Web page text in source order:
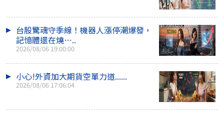
台股驚魂守季線！機器人漲停潮爆發，
記憶體還在燒…..
2026/08/06 19:00:00
小心!外資加大期貨空單力道......
2026/08/06 17:06:04